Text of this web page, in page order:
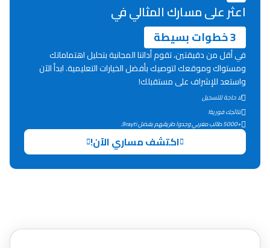
Lycée Maroc
التعليم الثانوي التأهيلي
Collège au Maroc
التعليم الثانوي الإعدادي
اعثر على مسارك المثالي في
3 خطوات بسيطة
في أقل من دقيقتين، تقوم أداتنا المجانية بتحليل اهتماماتك
ومستواك وموقعك لتوصيك بأفضل الخيارات التعليمية. ابدأ الآن
واستعد للإشراف على مستقبلك!
لا حاجة للتسجيل
نتائجك فورية!
+5000 طالب مغربي وجدوا طريقهم بفضل 9rayti.
اكتشف مساري الآن!